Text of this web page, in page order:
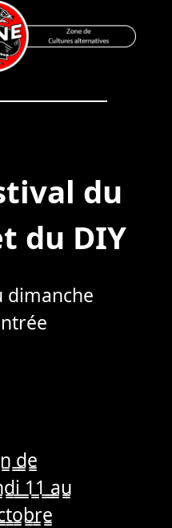
du
du DIY
dimanche
̳d̳e̳
̳1̳1̳ ̳a̳u̳